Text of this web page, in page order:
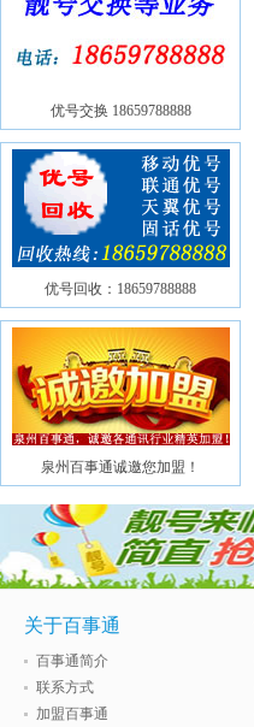
优号交换 18659788888
优号回收：18659788888
泉州百事通诚邀您加盟！
关于百事通
百事通简介
联系方式
加盟百事通